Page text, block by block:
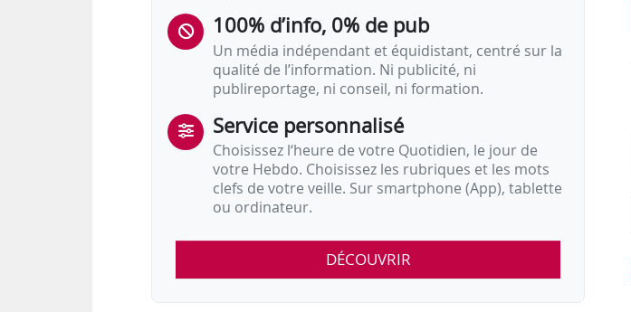
100% d’info, 0% de pub
Un média indépendant et équidistant, centré sur la
qualité de l’information. Ni publicité, ni
publireportage, ni conseil, ni formation.
Service personnalisé
Choisissez l‘heure de votre Quotidien, le jour de
votre Hebdo. Choisissez les rubriques et les mots
clefs de votre veille. Sur smartphone (App), tablette
ou ordinateur.
DÉCOUVRIR